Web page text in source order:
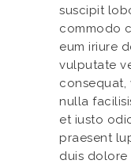
suscipit
commodo
eum iriure
vulputate
nulla
et iusto
praesent
duis